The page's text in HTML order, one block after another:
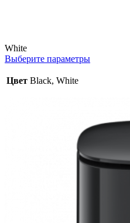
White
Выберите параметры
Цвет Black, White